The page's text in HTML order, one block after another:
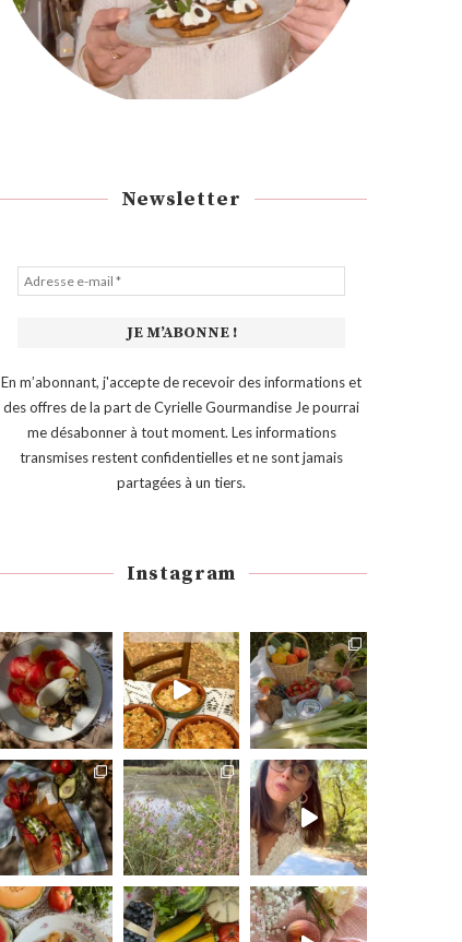
Newsletter
En m’abonnant, j'accepte de recevoir des informations et
des offres de la part de Cyrielle Gourmandise Je pourrai
me désabonner à tout moment. Les informations
transmises restent confidentielles et ne sont jamais
partagées à un tiers.
Instagram